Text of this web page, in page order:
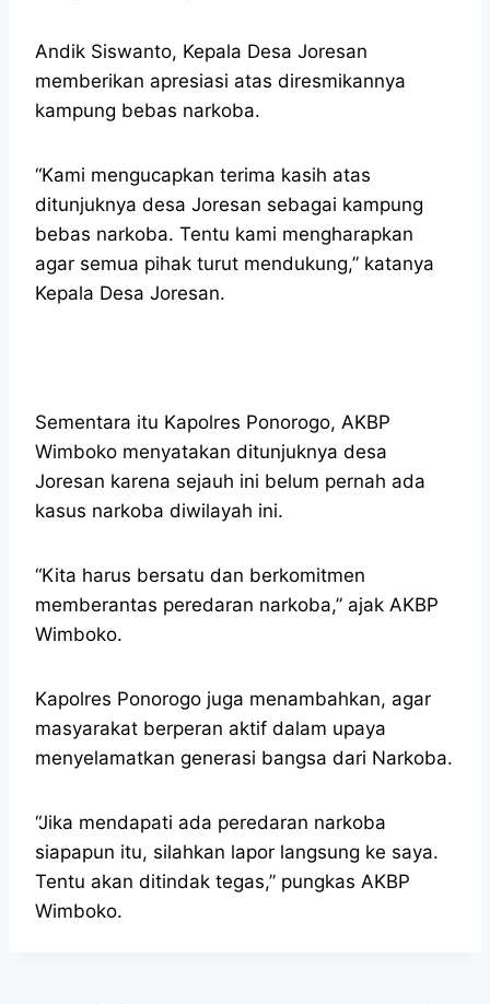
Andik Siswanto, Kepala Desa Joresan
memberikan apresiasi atas diresmikannya
kampung bebas narkoba.
“Kami mengucapkan terima kasih atas
ditunjuknya desa Joresan sebagai kampung
bebas narkoba. Tentu kami mengharapkan
agar semua pihak turut mendukung,” katanya
Kepala Desa Joresan.
Sementara itu Kapolres Ponorogo, AKBP
Wimboko menyatakan ditunjuknya desa
Joresan karena sejauh ini belum pernah ada
kasus narkoba diwilayah ini.
“Kita harus bersatu dan berkomitmen
memberantas peredaran narkoba,” ajak AKBP
Wimboko.
Kapolres Ponorogo juga menambahkan, agar
masyarakat berperan aktif dalam upaya
menyelamatkan generasi bangsa dari Narkoba.
“Jika mendapati ada peredaran narkoba
siapapun itu, silahkan lapor langsung ke saya.
Tentu akan ditindak tegas,” pungkas AKBP
Wimboko.